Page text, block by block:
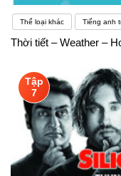
pháp và nắm vững
Thể loại khác Tiếng anh
Thời tiết – Weather –
Tập
7